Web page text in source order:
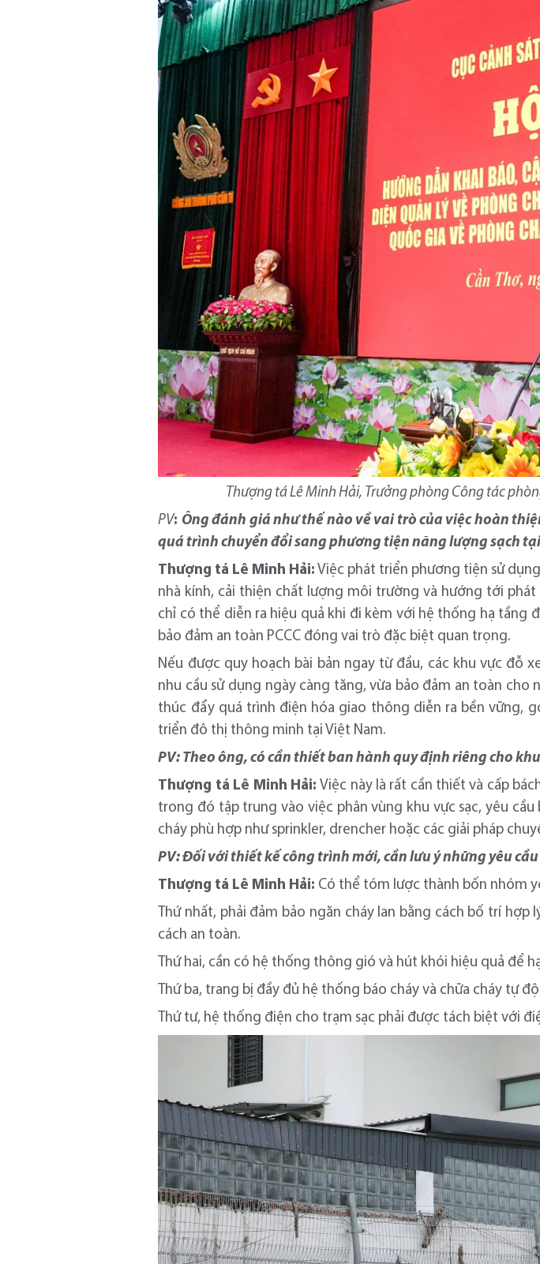
Thượng tá Lê Minh Hải, Trưởng phòng Công tác
PV: Ông đánh giá như thế nào về vai trò của việc hoàn
quá trình chuyển đổi sang phương tiện năng lượng sạch
Thượng tá Lê Minh Hải: Việc phát triển phương tiện sử
nhà kính, cải thiện chất lượng môi trường và hướng tới
chỉ có thể diễn ra hiệu quả khi đi kèm với hệ thống hạ
bảo đảm an toàn PCCC đóng vai trò đặc biệt quan trọng.
Nếu được quy hoạch bài bản ngay từ đầu, các khu vực đỗ
nhu cầu sử dụng ngày càng tăng, vừa bảo đảm an toàn
thúc đẩy quá trình điện hóa giao thông diễn ra bền vững,
triển đô thị thông minh tại Việt Nam.
PV: Theo ông, có cần thiết ban hành quy định riêng cho
Thượng tá Lê Minh Hải:Việc này là rất cần thiết và cấp
trong đó tập trung vào việc phân vùng khu vực sạc, yêu
cháy phù hợp như sprinkler, drencher hoặc các giải pháp
PV:Đối với thiết kế công trình mới, cần lưu ý những yêu
Thượng tá Lê Minh Hải: Có thể tóm lược thành bốn nhóm
Thứ nhất, phải đảm bảo ngăn cháy lan bằng cách bố trí
cách an toàn.
Thứ hai, cần có hệ thống thông gió và hút khói hiệu quả để
Thứ ba, trang bị đầy đủ hệ thống báo cháy và chữa cháy tự
Thứ tư, hệ thống điện cho trạm sạc phải được tách biệt với